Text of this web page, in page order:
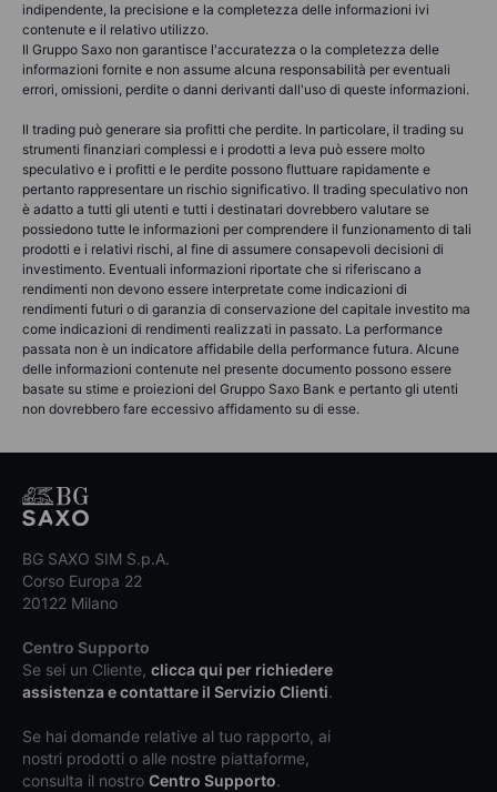
indipendente, la precisione e la completezza delle informazioni ivi
contenute e il relativo utilizzo.
Il Gruppo Saxo non garantisce l'accuratezza o la completezza delle
informazioni fornite e non assume alcuna responsabilità per eventuali
errori, omissioni, perdite o danni derivanti dall'uso di queste informazioni.
Il trading può generare sia profitti che perdite. In particolare, il trading su
strumenti finanziari complessi e i prodotti a leva può essere molto
speculativo e i profitti e le perdite possono fluttuare rapidamente e
pertanto rappresentare un rischio significativo. Il trading speculativo non
è adatto a tutti gli utenti e tutti i destinatari dovrebbero valutare se
possiedono tutte le informazioni per comprendere il funzionamento di tali
prodotti e i relativi rischi, al fine di assumere consapevoli decisioni di
investimento. Eventuali informazioni riportate che si riferiscano a
rendimenti non devono essere interpretate come indicazioni di
rendimenti futuri o di garanzia di conservazione del capitale investito ma
come indicazioni di rendimenti realizzati in passato. La performance
passata non è un indicatore affidabile della performance futura. Alcune
delle informazioni contenute nel presente documento possono essere
basate su stime e proiezioni del Gruppo Saxo Bank e pertanto gli utenti
non dovrebbero fare eccessivo affidamento su di esse.
BG SAXO SIM S.p.A.
Corso Europa 22
20122 Milano
Centro Supporto
Se sei un Cliente, clicca qui per richiedere
assistenza e contattare il Servizio Clienti.
Se hai domande relative al tuo rapporto, ai
nostri prodotti o alle nostre piattaforme,
consulta il nostro Centro Supporto.